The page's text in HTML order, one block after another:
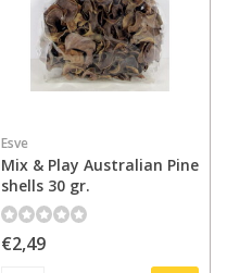
Esve
Mix & Play Australian Pine
shells 30 gr.
€2,49